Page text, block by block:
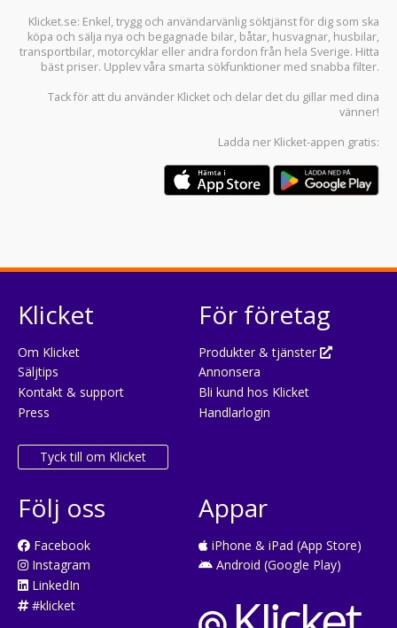
Klicket.se: Enkel, trygg och användarvänlig söktjänst för dig som ska
köpa och sälja nya och begagnade bilar, båtar, husvagnar, husbilar,
transportbilar, motorcyklar eller andra fordon från hela Sverige. Hitta
bäst priser. Upplev våra smarta sökfunktioner med snabba filter.
Tack för att du använder Klicket och delar det du gillar med dina
vänner!
Ladda ner Klicket-appen gratis:
Klicket
Om Klicket
Säljtips
Kontakt & support
Press
Tyck till om Klicket
För företag
Produkter & tjänster
Annonsera
Bli kund hos Klicket
Handlarlogin
Följ oss
Facebook
Instagram
LinkedIn
#klicket
Appar
iPhone & iPad (App Store)
Android (Google Play)